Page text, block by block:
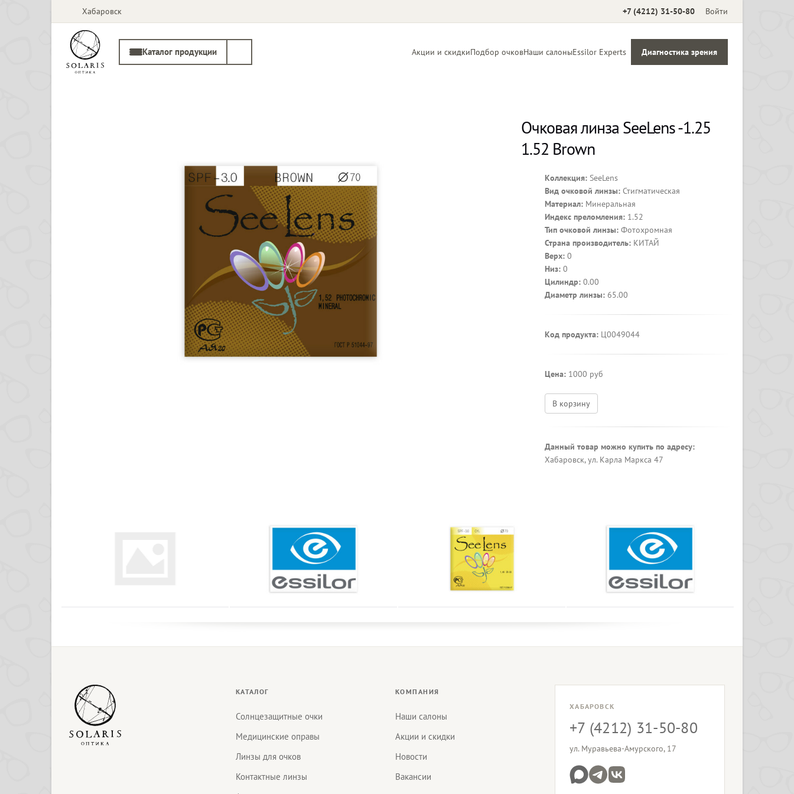
Хабаровск +7 (4212) 31-50-80 Войти
Каталог продукции Акции и скидкиПодбор очковНаши салоныEssilor Experts Диагностика зрения
Очковая линза SeeLens -1.25
1.52 Brown
Коллекция: SeeLens
Вид очковой линзы: Стигматическая
Материал: Минеральная
Индекс преломления: 1.52
Тип очковой линзы: Фотохромная
Страна производитель: КИТАЙ
Верх: 0
Низ: 0
Цилиндр: 0.00
Диаметр линзы: 65.00
Код продукта: Ц0049044
Цена: 1000 руб
В корзину
Данный товар можно купить по адресу:
Хабаровск, ул. Карла Маркса 47
КАТАЛОГ
Солнцезащитные очки
Медицинские оправы
Линзы для очков
Контактные линзы
КОМПАНИЯ
Наши салоны
Акции и скидки
Новости
Вакансии
ХАБАРОВСК
+7 (4212) 31-50-80
ул. Муравьева-Амурского, 17